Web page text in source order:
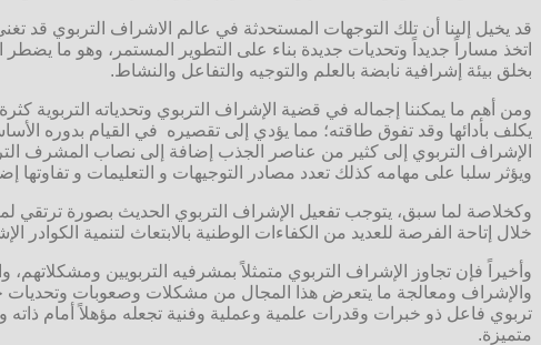
قد يخيل إلينا أن تلك التوجهات المستحدثة في عالم الاشراف التربوي قد
اتخذ مساراً جديداً وتحديات جديدة بناء على التطوير المستمر، وهو ما يضطر
بخلق بيئة إشرافية نابضة بالعلم والتوجيه والتفاعل والنشاط.
ومن أهم ما يمكننا إجماله في قضية الإشراف التربوي وتحدياته التربوية
يكلف بأدائها وقد تفوق طاقته؛ مما يؤدي إلى تقصيره في القيام بدوره
الإشراف التربوي إلى كثير من عناصر الجذب إضافة إلى نصاب المشرف
ويؤثر سلبا على مهامه كذلك تعدد مصادر التوجيهات و التعليمات و تفاوتها
وكخلاصة لما سبق، يتوجب تفعيل الإشراف التربوي الحديث بصورة ترتقي
خلال إتاحة الفرصة للعديد من الكفاءات الوطنية بالابتعاث لتنمية
وأخيراً فإن تجاوز الإشراف التربوي متمثلاً بمشرفيه التربويين
والإشراف ومعالجة ما يتعرض هذا المجال من مشكلات وصعوبات وتحديات
تربوي فاعل ذو خبرات وقدرات علمية وعملية وفنية تجعله مؤهلاً أمام ذاته
متميزة.